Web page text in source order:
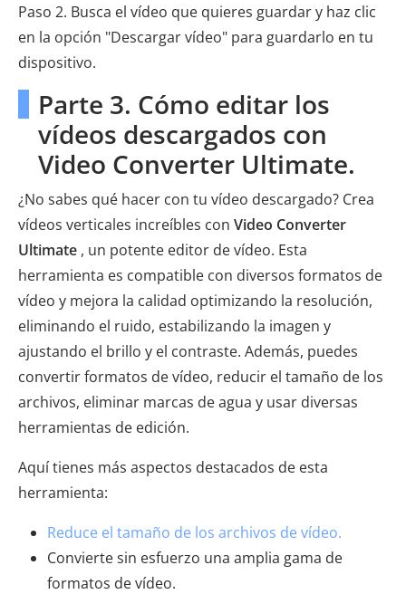
Paso 2. Busca el vídeo que quieres guardar y haz clic
en la opción "Descargar vídeo" para guardarlo en tu
dispositivo.
Parte 3. Cómo editar los
vídeos descargados con
Video Converter Ultimate.
¿No sabes qué hacer con tu vídeo descargado? Crea
vídeos verticales increíbles con Video Converter
Ultimate , un potente editor de vídeo. Esta
herramienta es compatible con diversos formatos de
vídeo y mejora la calidad optimizando la resolución,
eliminando el ruido, estabilizando la imagen y
ajustando el brillo y el contraste. Además, puedes
convertir formatos de vídeo, reducir el tamaño de los
archivos, eliminar marcas de agua y usar diversas
herramientas de edición.
Aquí tienes más aspectos destacados de esta
herramienta:
Reduce el tamaño de los archivos de vídeo.
Convierte sin esfuerzo una amplia gama de
formatos de vídeo.